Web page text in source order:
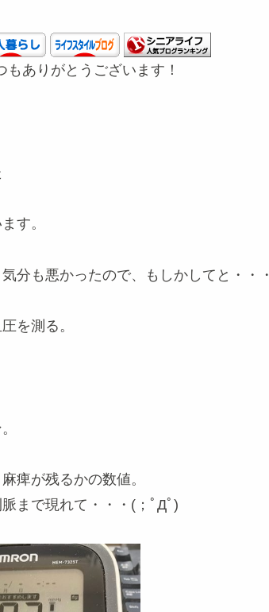
もありがとうございます！
す。
分も悪かったので、もしかしてと・・・
を測る。
痺が残るかの数値。
まで現れて・・・(；ﾟДﾟ)